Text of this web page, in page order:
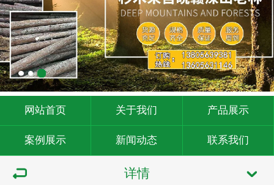
网站首页 关于我们 产品展示
案例展示 新闻动态 联系我们
详情